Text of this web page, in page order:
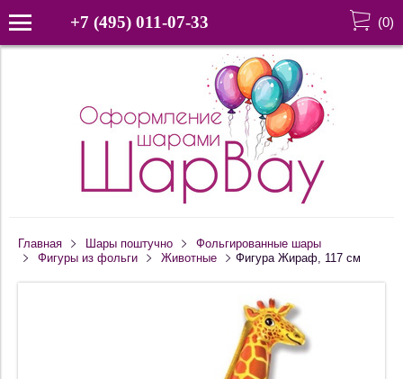
+7 (495) 011-07-33 (0)
Главная Шары поштучно
Фольгированные шары
Фигуры из фольги
Животные Фигура Жираф, 117 см